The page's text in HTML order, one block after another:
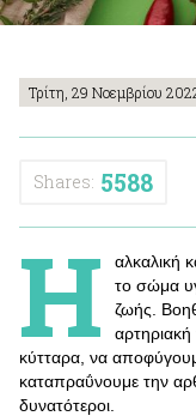
Τρίτη, 29 Νοεμβρίου
Shares: 5588
Η
αλκαλική
το σώμα
ζωής.
κύτταρα, να
καταπραΰνουμε την
δυνατότεροι.